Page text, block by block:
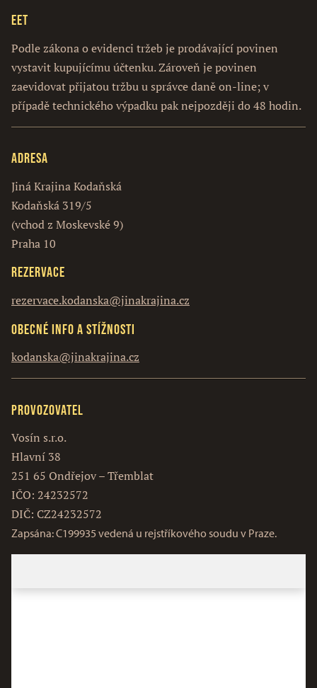
EET
Podle zákona o evidenci tržeb je prodávající povinen
vystavit kupujícímu účtenku. Zároveň je povinen
zaevidovat přijatou tržbu u správce daně on-line; v
případě technického výpadku pak nejpozději do 48 hodin.
Adresa
Jiná Krajina Kodaňská
Kodaňská 319/5
(vchod z Moskevské 9)
Praha 10
Rezervace
rezervace.kodanska@jinakrajina.cz
Obecné info a stížnosti
kodanska@jinakrajina.cz
Provozovatel
Vosín s.r.o.
Hlavní 38
251 65 Ondřejov – Třemblat
IČO: 24232572
DIČ: CZ24232572
Zapsána: C199935 vedená u rejstříkového soudu v Praze.